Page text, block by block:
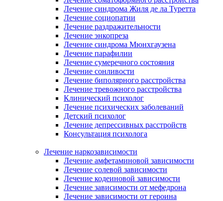
Лечение синдрома Жиля де ла Туретта
Лечение социопатии
Лечение раздражительности
Лечение энкопреза
Лечение синдрома Мюнхгаузена
Лечение парафилии
Лечение сумеречного состояния
Лечение сонливости
Лечение биполярного расстройства
Лечение тревожного расстройства
Клинический психолог
Лечение психических заболеваний
Детский психолог
Лечение депрессивных расстройств
Консультация психолога
Лечение наркозависимости
Лечение амфетаминовой зависимости
Лечение солевой зависимости
Лечение кодеиновой зависимости
Лечение зависимости от мефедрона
Лечение зависимости от героина